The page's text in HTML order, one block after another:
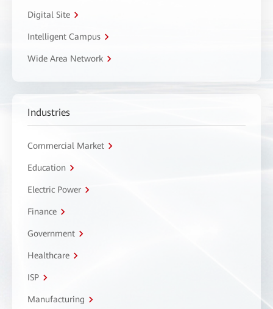
Digital Site
Intelligent Campus
Wide Area Network
Industries
Commercial Market
Education
Electric Power
Finance
Government
Healthcare
ISP
Manufacturing